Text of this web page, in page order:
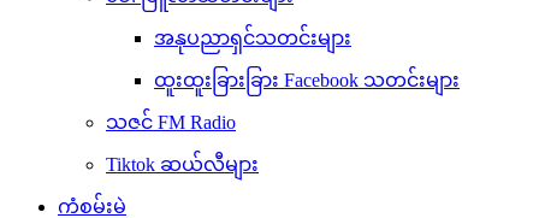
အနုပညာရှင်သတင်းများ
ထူးထူးခြားခြား Facebook သတင်းများ
သဇင် FM Radio
Tiktok ဆယ်လီများ
ကံစမ်းမဲ